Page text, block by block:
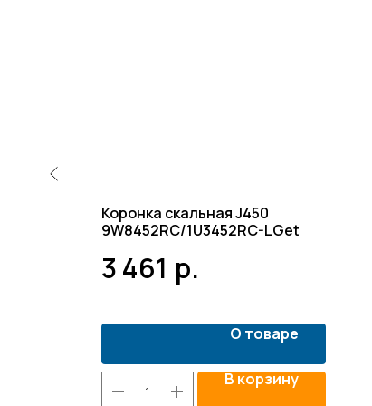
Коронка скальная J450
9W8452RC/1U3452RC-LGet
3 461 р.
О товаре
В корзину